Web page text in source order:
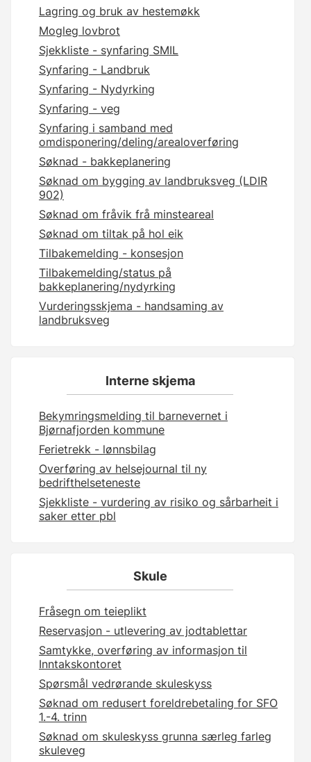
Lagring og bruk av hestemøkk
Mogleg lovbrot
Sjekkliste - synfaring SMIL
Synfaring - Landbruk
Synfaring - Nydyrking
Synfaring - veg
Synfaring i samband med
omdisponering/deling/arealoverføring
Søknad - bakkeplanering
Søknad om bygging av landbruksveg (LDIR
902)
Søknad om fråvik frå minsteareal
Søknad om tiltak på hol eik
Tilbakemelding - konsesjon
Tilbakemelding/status på
bakkeplanering/nydyrking
Vurderingsskjema - handsaming av
landbruksveg
Interne skjema
Bekymringsmelding til barnevernet i
Bjørnafjorden kommune
Ferietrekk - lønnsbilag
Overføring av helsejournal til ny
bedrifthelseteneste
Sjekkliste - vurdering av risiko og sårbarheit i
saker etter pbl
Skule
Fråsegn om teieplikt
Reservasjon - utlevering av jodtablettar
Samtykke, overføring av informasjon til
Inntakskontoret
Spørsmål vedrørande skuleskyss
Søknad om redusert foreldrebetaling for SFO
1.-4. trinn
Søknad om skuleskyss grunna særleg farleg
skuleveg